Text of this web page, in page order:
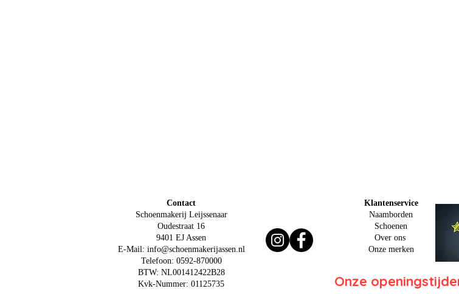
Contact
Schoenmakerij Leijssenaar
Oudestraat 16
9401 EJ Assen
E-Mail: info@schoenmakerijassen.nl
Telefoon: 0592-870000
BTW: NL001412422B28
Kvk-Nummer: 01125735
Klantenservice
Naamborden
Schoenen
Over ons
Onze merken
Onze